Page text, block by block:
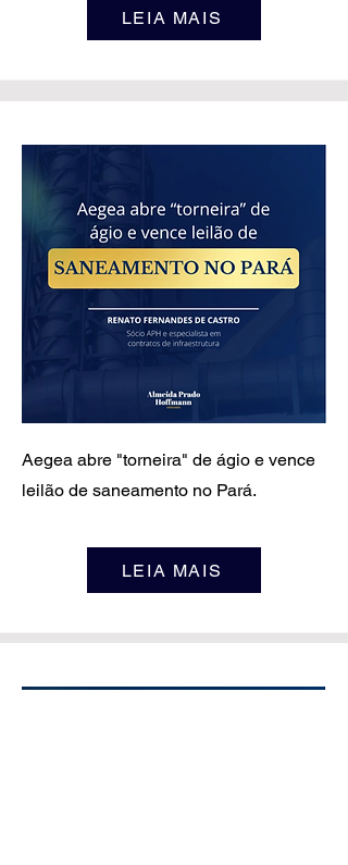
LEIA MAIS
Aegea abre "torneira" de ágio e vence
leilão de saneamento no Pará.
LEIA MAIS